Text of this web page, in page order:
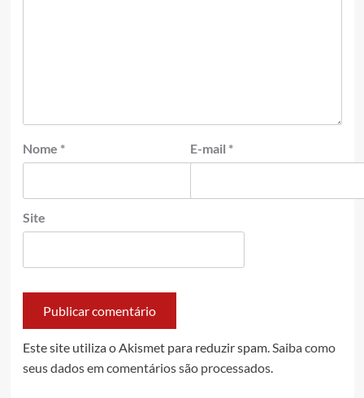
Nome * E-mail *
Site
Este site utiliza o Akismet para reduzir spam.Saiba como
seus dados em comentários são processados.